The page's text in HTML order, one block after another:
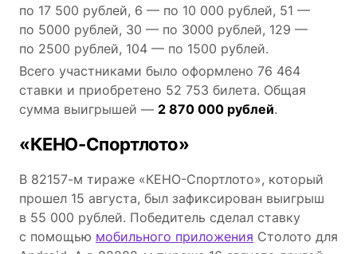
по 17 500 рублей, 6 — по 10 000 рублей, 51 —
по 5000 рублей, 30 — по 3000 рублей, 129 —
по 2500 рублей, 104 — по 1500 рублей.
Всего участниками было оформлено 76 464
ставки и приобретено 52 753 билета. Общая
сумма выигрышей — 2 870 000 рублей.
«КЕНО-Спортлото»
В 82157-м тираже «КЕНО-Спортлото», который
прошел 15 августа, был зафиксирован выигрыш
в 55 000 рублей. Победитель сделал ставку
с помощью мобильного приложения Столото для